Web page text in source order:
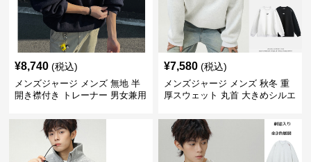
¥8,740 (税込)
メンズジャージ メンズ 無地 半
開き襟付き トレーナー 男女兼用
¥7,580 (税込)
メンズジャージ メンズ 秋冬 重
厚スウェット 丸首 大きめシルエ